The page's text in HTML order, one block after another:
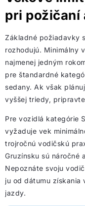
pri požičaní
Základné požiadavky
rozhodujú. Minimálny
najmenej jedným
pre štandardné
sedany. Ak však
vyššej triedy,
Pre vozidlá kategórie
vyžaduje vek
trojročnú vodičskú
Gruzínsku sú náročné
Nepoznáte svoju
ju od dátumu získania
jazdy.